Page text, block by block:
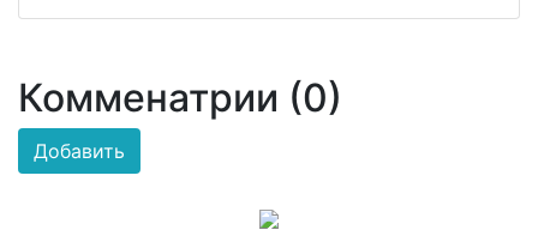
Комменатрии (0)
Добавить